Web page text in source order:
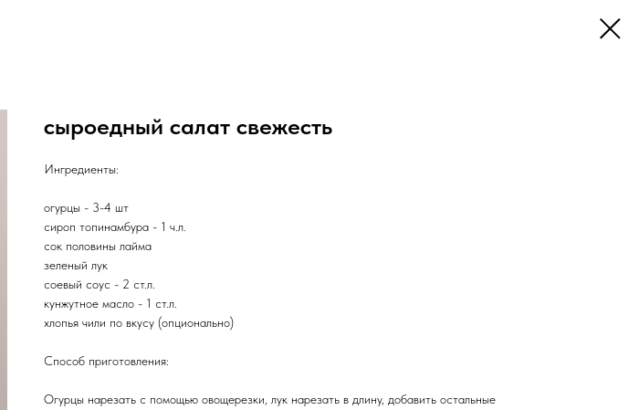
сыроедный салат свежесть
Ингредиенты:
огурцы - 3-4 шт
сироп топинамбура - 1 ч.л.
сок половины лайма
зеленый лук
соевый соус - 2 ст.л.
кунжутное масло - 1 ст.л.
хлопья чили по вкусу (опционально)
Способ приготовления:
Огурцы нарезать с помощью овощерезки, лук нарезать в длину, добавить остальные